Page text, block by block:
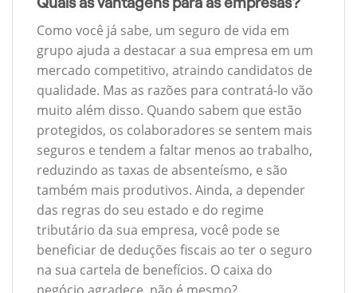
Como você já sabe, um seguro de vida em
grupo ajuda a destacar a sua empresa em um
mercado competitivo, atraindo candidatos de
qualidade. Mas as razões para contratá-lo vão
muito além disso. Quando sabem que estão
protegidos, os colaboradores se sentem mais
seguros e tendem a faltar menos ao trabalho,
reduzindo as taxas de absenteísmo, e são
também mais produtivos. Ainda, a depender
das regras do seu estado e do regime
tributário da sua empresa, você pode se
beneficiar de deduções fiscais ao ter o seguro
na sua cartela de benefícios. O caixa do